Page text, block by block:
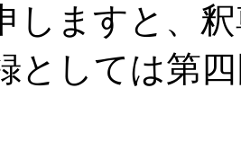
しますと、
としては第